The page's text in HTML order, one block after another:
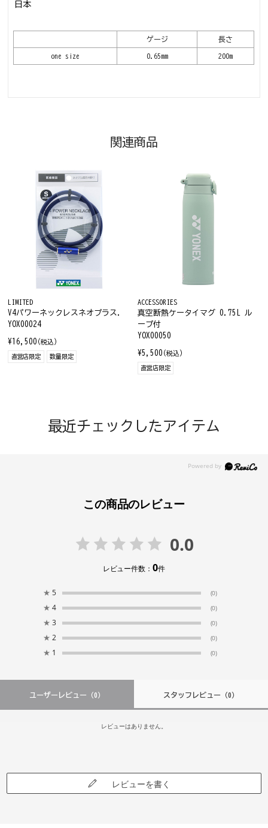
日本
ゲージ 長さ
one size 0.65mm 200m
関連商品
LIMITED
V4パワーネックレスネオプラス.
YOX00024
¥16,500 (税込)
直営店限定 数量限定
ACCESSORIES
真空断熱ケータイマグ 0.75L ル
ープ付
YOX00050
¥5,500 (税込)
直営店限定
最近チェックしたアイテム
この商品のレビュー
0.0
レビュー件数：0件
★ 5 (0)
★ 4 (0)
★ 3 (0)
★ 2 (0)
★ 1 (0)
ユーザーレビュー （0） スタッフレビュー（0）
レビューはありません。
レビューを書く